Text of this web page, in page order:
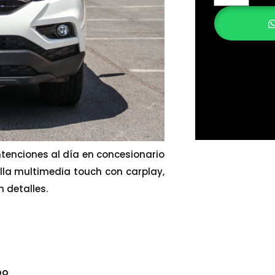
al día en concesionario
multimedia touch con carplay,
detalles.